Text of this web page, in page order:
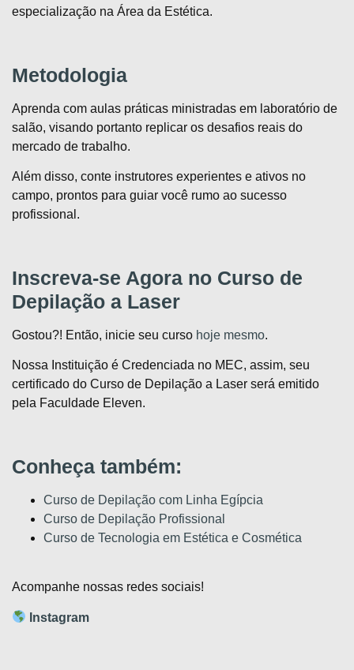
especialização na Área da Estética.
Metodologia
Aprenda com aulas práticas ministradas em laboratório de
salão, visando portanto replicar os desafios reais do
mercado de trabalho.
Além disso, conte instrutores experientes e ativos no
campo, prontos para guiar você rumo ao sucesso
profissional.
Inscreva-se Agora no Curso de
Depilação a Laser
Gostou?! Então, inicie seu curso hoje mesmo.
Nossa Instituição é Credenciada no MEC, assim, seu
certificado do Curso de Depilação a Laser será emitido
pela Faculdade Eleven.
Conheça também:
Curso de Depilação com Linha Egípcia
Curso de Depilação Profissional
Curso de Tecnologia em Estética e Cosmética
Acompanhe nossas redes sociais!
Instagram